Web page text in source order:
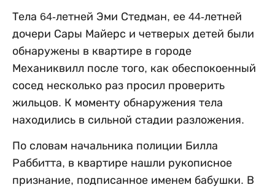
Тела 64-летней Эми Стедман, ее 44-летней
дочери Сары Майерс и четверых детей были
обнаружены в квартире в городе
Механиквилл после того, как обеспокоенный
сосед несколько раз просил проверить
жильцов. К моменту обнаружения тела
находились в сильной стадии разложения.
По словам начальника полиции Билла
Раббитта, в квартире нашли рукописное
признание, подписанное именем бабушки. В